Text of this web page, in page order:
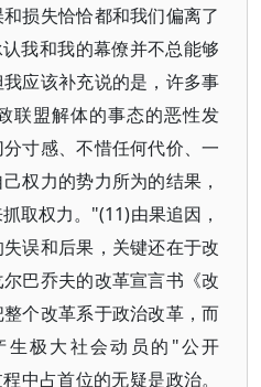
损失恰恰都和我们偏离了
我和我的幕僚并不总能够
应该补充说的是，许多事
联盟解体的事态的恶性发
寸感、不惜任何代价、一
权力的势力所为的结果，
取权力。"(11)由果追因，
误和后果，关键还在于改
巴乔夫的改革宣言书《改
个改革系于政治改革，而
生极大社会动员的"公开
中占首位的无疑是政治。